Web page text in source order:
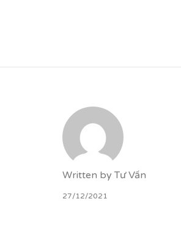
Written by Tư Vấn
27/12/2021